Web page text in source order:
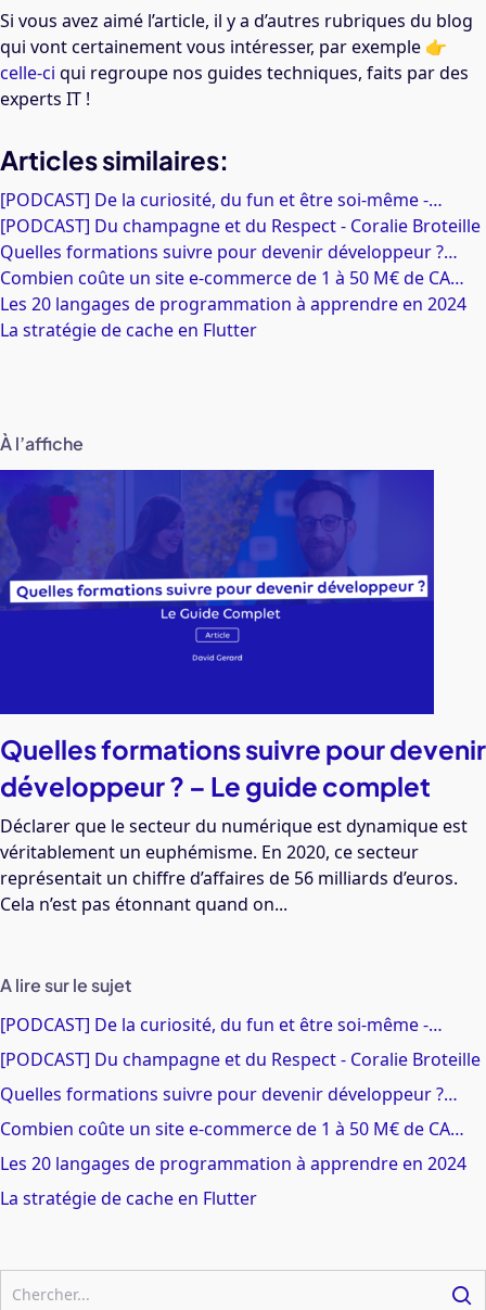
Si vous avez aimé l’article, il y a d’autres rubriques du blog
qui vont certainement vous intéresser, par exemple 👉
celle-ci qui regroupe nos guides techniques, faits par des
experts IT !
Articles similaires:
[PODCAST] De la curiosité, du fun et être soi-même -…
[PODCAST] Du champagne et du Respect - Coralie Broteille
Quelles formations suivre pour devenir développeur ?…
Combien coûte un site e-commerce de 1 à 50 M€ de CA…
Les 20 langages de programmation à apprendre en 2024
La stratégie de cache en Flutter
À l’affiche
Quelles formations suivre pour devenir
développeur ? – Le guide complet
Déclarer que le secteur du numérique est dynamique est
véritablement un euphémisme. En 2020, ce secteur
représentait un chiffre d’affaires de 56 milliards d’euros.
Cela n’est pas étonnant quand on...
A lire sur le sujet
[PODCAST] De la curiosité, du fun et être soi-même -…
[PODCAST] Du champagne et du Respect - Coralie Broteille
Quelles formations suivre pour devenir développeur ?…
Combien coûte un site e-commerce de 1 à 50 M€ de CA…
Les 20 langages de programmation à apprendre en 2024
La stratégie de cache en Flutter